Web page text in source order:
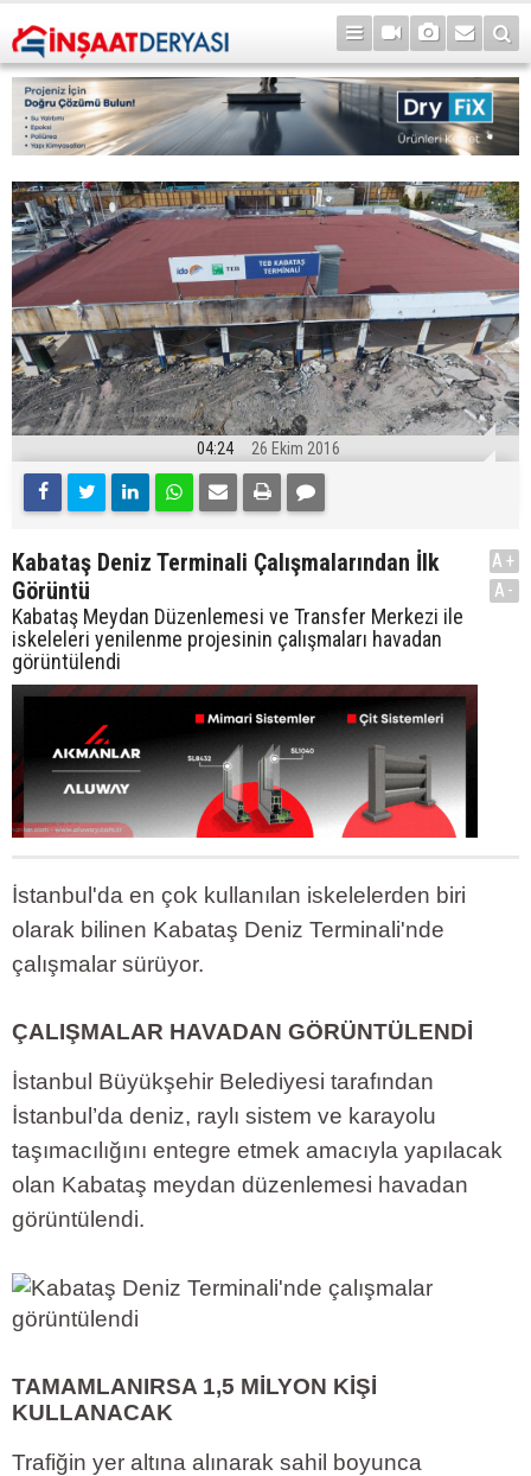
04:24 26 Ekim 2016
Kabataş Deniz Terminali Çalışmalarından İlk
Görüntü
Kabataş Meydan Düzenlemesi ve Transfer Merkezi ile
iskeleleri yenilenme projesinin çalışmaları havadan
görüntülendi
A+
A-
İstanbul'da en çok kullanılan iskelelerden biri
olarak bilinen Kabataş Deniz Terminali'nde
çalışmalar sürüyor.
ÇALIŞMALAR HAVADAN GÖRÜNTÜLENDİ
İstanbul Büyükşehir Belediyesi tarafından
İstanbul’da deniz, raylı sistem ve karayolu
taşımacılığını entegre etmek amacıyla yapılacak
olan Kabataş meydan düzenlemesi havadan
görüntülendi.
TAMAMLANIRSA 1,5 MİLYON KİŞİ
KULLANACAK
Trafiğin yer altına alınarak sahil boyunca